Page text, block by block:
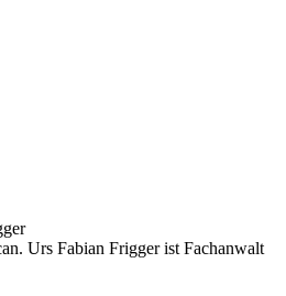
Urs Fabian Frigger ist Fachanwalt